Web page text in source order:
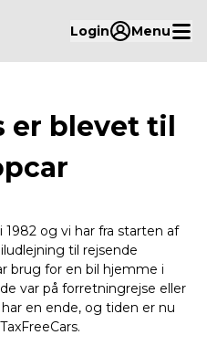
Login Menu
er blevet til
1982 og vi har fra starten af
til rejsende
brug for en bil hjemme i
var på forretningrejse eller
en ende, og tiden er nu